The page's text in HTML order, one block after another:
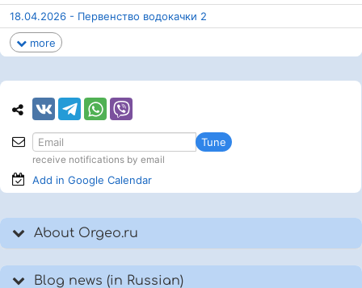
18.04.2026 - Первенство водокачки 2
more
Tune
receive notifications by email
Add in Google Calendar
About Orgeo.ru
Blog news (in Russian)